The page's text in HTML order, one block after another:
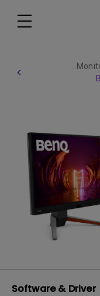
Software & Driver